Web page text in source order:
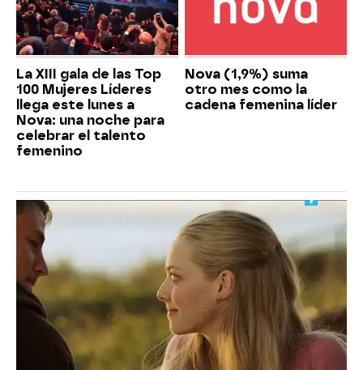
La XIII gala de las Top
100 Mujeres Líderes
llega este lunes a
Nova: una noche para
celebrar el talento
femenino
Nova (1,9%) suma
otro mes como la
cadena femenina líder